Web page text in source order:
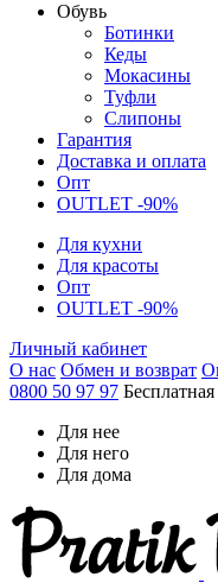
Обувь
Ботинки
Кеды
Мокасины
Туфли
Слипоны
Гарантия
Доставка и оплата
Опт
OUTLET -90%
Для кухни
Для красоты
Опт
OUTLET -90%
Личный кабинет
О нас Обмен и возврат
0800 50 97 97
Для нее
Для него
Для дома